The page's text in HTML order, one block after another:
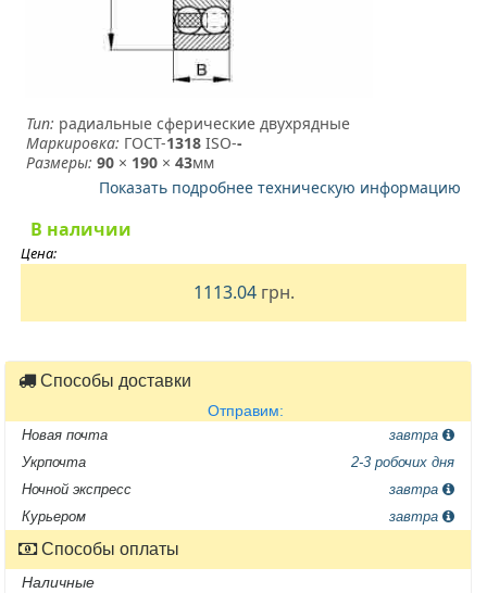
Тип: радиальные сферические двухрядные
Маркировка: ГОСТ-1318 ­ ISO--
Размеры: 90 × 190 ×43мм
Показать подробнее техническую информацию
В наличии
Цена:
1113.04грн.
Способы доставки
Отправим:
Новая почта
завтра
Укрпочта
2-3 робочих дня
Ночной экспресс
завтра
Курьером
завтра
Способы оплаты
Наличные